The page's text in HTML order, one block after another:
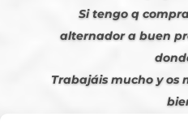
Si tengo q
alternador a buen
Trabajáis mucho y os